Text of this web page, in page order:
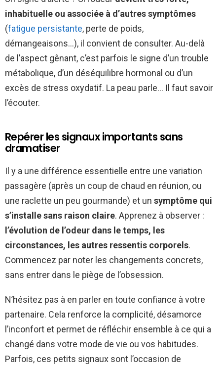
inhabituelle ou associée à d’autres symptômes
(fatigue persistante, perte de poids,
démangeaisons…), il convient de consulter. Au-delà
de l’aspect gênant, c’est parfois le signe d’un trouble
métabolique, d’un déséquilibre hormonal ou d’un
excès de stress oxydatif. La peau parle… Il faut savoir
l’écouter.
Repérer les signaux importants sans
dramatiser
Il y a une différence essentielle entre une variation
passagère (après un coup de chaud en réunion, ou
une raclette un peu gourmande) et un symptôme qui
s’installe sans raison claire. Apprenez à observer :
l’évolution de l’odeur dans le temps, les
circonstances, les autres ressentis corporels.
Commencez par noter les changements concrets,
sans entrer dans le piège de l’obsession.
N’hésitez pas à en parler en toute confiance à votre
partenaire. Cela renforce la complicité, désamorce
l’inconfort et permet de réfléchir ensemble à ce qui a
changé dans votre mode de vie ou vos habitudes.
Parfois, ces petits signaux sont l’occasion de